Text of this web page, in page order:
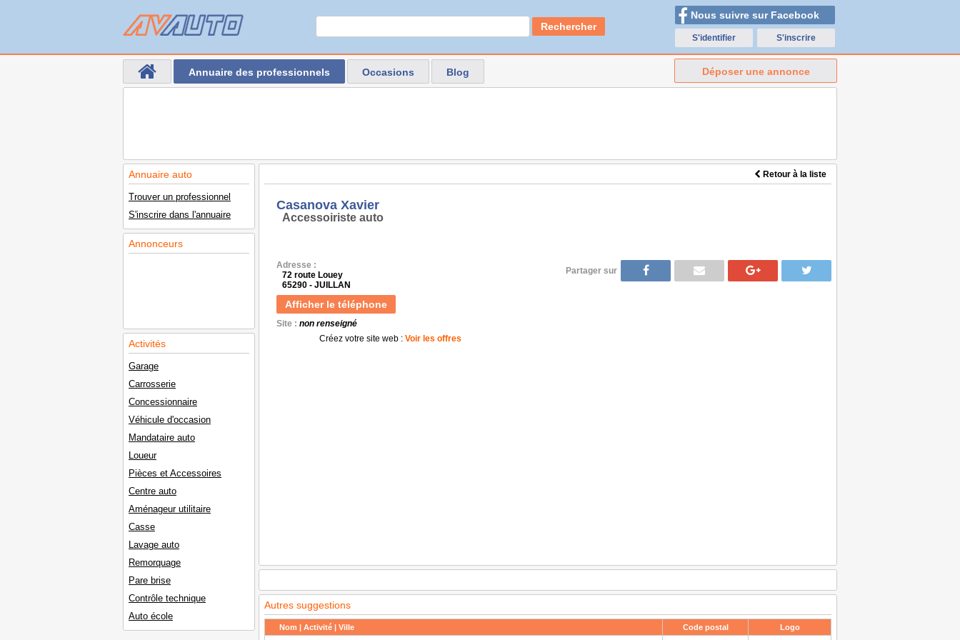
Rechercher
Nous suivre sur Facebook
S'identifier S'inscrire
Annuaire des professionnels Occasions Blog Déposer une annonce
Annuaire auto
Trouver un professionnel
S'inscrire dans l'annuaire
Annonceurs
Activités
Garage
Carrosserie
Concessionnaire
Véhicule d'occasion
Mandataire auto
Loueur
Pièces et Accessoires
Centre auto
Aménageur utilitaire
Casse
Lavage auto
Remorquage
Pare brise
Contrôle technique
Auto école
Retour à la liste
Casanova Xavier
Accessoiriste auto
Adresse :
72 route Louey
65290 - JUILLAN
Afficher le téléphone
Site : non renseigné
Créez votre site web : Voir les offres
Partager sur
Autres suggestions
Nom | Activité | Ville Code postal Logo